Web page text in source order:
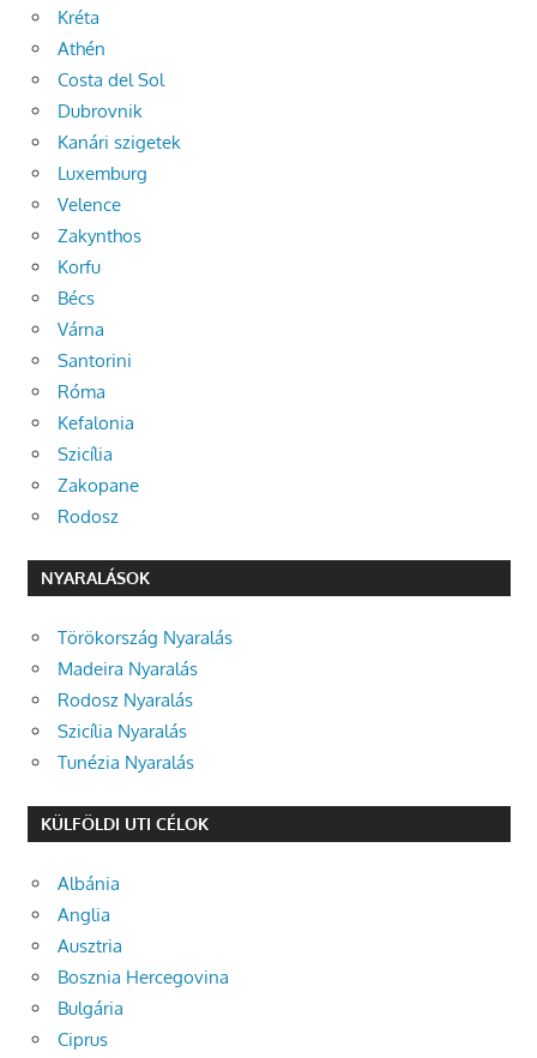
Kréta
Athén
Costa del Sol
Dubrovnik
Kanári szigetek
Luxemburg
Velence
Zakynthos
Korfu
Bécs
Várna
Santorini
Róma
Kefalonia
Szicília
Zakopane
Rodosz
NYARALÁSOK
Törökország Nyaralás
Madeira Nyaralás
Rodosz Nyaralás
Szicília Nyaralás
Tunézia Nyaralás
KÜLFÖLDI UTI CÉLOK
Albánia
Anglia
Ausztria
Bosznia Hercegovina
Bulgária
Ciprus